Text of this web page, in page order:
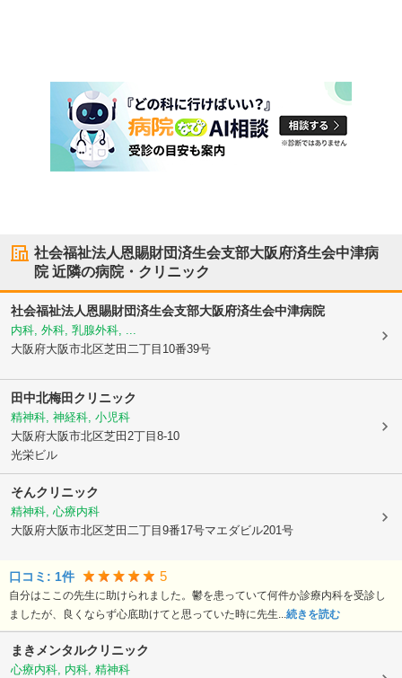
社会福祉法人恩賜財団済生会支部大阪府済生会中津病
院近隣の病院・クリニック
社会福祉法人恩賜財団済生会支部大阪府済生会中津病院
内科, 外科, 乳腺外科, ...
大阪府大阪市北区芝田二丁目10番39号
田中北梅田クリニック
精神科, 神経科, 小児科
大阪府大阪市北区芝田2丁目8-10
光栄ビル
そんクリニック
精神科, 心療内科
大阪府大阪市北区芝田二丁目9番17号マエダビル201号
口コミ: 1件 5
自分はここの先生に助けられました。鬱を患っていて何件か診療内科を受診し
ましたが、良くならず心底助けてと思っていた時に先生... 続きを読む
まきメンタルクリニック
心療内科, 内科, 精神科